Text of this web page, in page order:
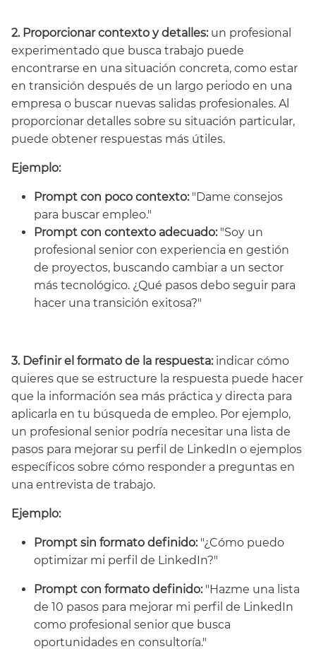
2. Proporcionar contexto y detalles: un profesional
experimentado que busca trabajo puede
encontrarse en una situación concreta, como estar
en transición después de un largo periodo en una
empresa o buscar nuevas salidas profesionales. Al
proporcionar detalles sobre su situación particular,
puede obtener respuestas más útiles.
Ejemplo:
Prompt con poco contexto: "Dame consejos
para buscar empleo."
Prompt con contexto adecuado: "Soy un
profesional senior con experiencia en gestión
de proyectos, buscando cambiar a un sector
más tecnológico. ¿Qué pasos debo seguir para
hacer una transición exitosa?"
3. Definir el formato de la respuesta: indicar cómo
quieres que se estructure la respuesta puede hacer
que la información sea más práctica y directa para
aplicarla en tu búsqueda de empleo. Por ejemplo,
un profesional senior podría necesitar una lista de
pasos para mejorar su perfil de LinkedIn o ejemplos
específicos sobre cómo responder a preguntas en
una entrevista de trabajo.
Ejemplo:
Prompt sin formato definido: "¿Cómo puedo
optimizar mi perfil de LinkedIn?"
Prompt con formato definido: "Hazme una lista
de 10 pasos para mejorar mi perfil de LinkedIn
como profesional senior que busca
oportunidades en consultoría."